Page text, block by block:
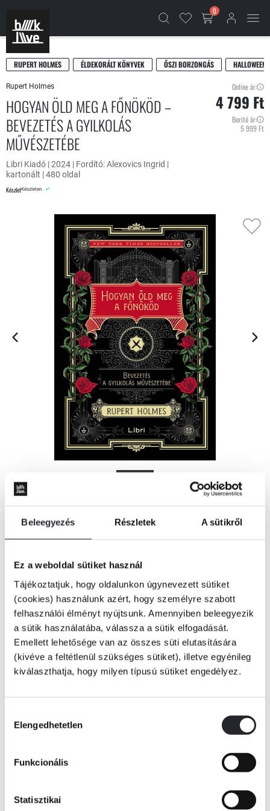
Beleegyezés Részletek A sütikről
Ez a weboldal sütiket használ
Tájékoztatjuk, hogy oldalunkon úgynevezett sütiket
(cookies) használunk azért, hogy személyre szabott
felhasználói élményt nyújtsunk. Amennyiben beleegyezik
a sütik használatába, válassza a sütik elfogadását.
Emellett lehetősége van az összes süti elutasítására
(kivéve a feltétlenül szükséges sütiket), illetve egyénileg
kiválaszthatja, hogy milyen típusú sütiket engedélyez.
kiválasztása
Elengedhetetlen
Funkcionális
Statisztikai
0
RUPERT HOLMES ÉLDEKORÁLT KÖNYVEK ŐSZI BORZONGÁS HALLOWEEN
Rupert Holmes
HOGYAN ÖLD MEG A FŐNÖKÖD –
BEVEZETÉS A GYILKOLÁS
MŰVÉSZETÉBE
Libri Kiadó | 2024 | Fordító: Alexovics Ingrid |
kartonált | 480 oldal
KészletKészleten
Online ár:
4 799 Ft
Borító ár:
5 999 Ft
KOSÁRBA
VAJON JOBBÁ LEHET TENNI A VILÁGOT… GYILKOSSÁGGAL?
Felmerült már valaha benned, hogy jobb lenne a világ, ha az a személy,
aki megkeseríti az életed, megszűnne létezni? Ha igen, akkor irány a
Abbey patinájával és a Fehér Lótusz-hotelek luxusával –, ahol a gyilkolás
ismerik, egyedülálló oktatást nyújt
diplomamunkád pedig egy tökéletes
gyilkosság végrehajtása lesz az akadémia falain kívül.
VIDEÓK